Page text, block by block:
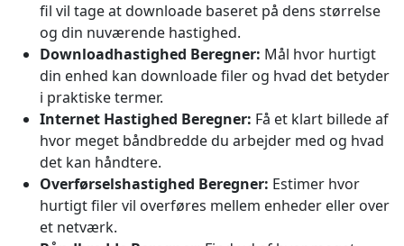
fil vil tage at downloade baseret på dens størrelse
og din nuværende hastighed.
Downloadhastighed Beregner: Mål hvor hurtigt
din enhed kan downloade filer og hvad det betyder
i praktiske termer.
Internet Hastighed Beregner: Få et klart billede af
hvor meget båndbredde du arbejder med og hvad
det kan håndtere.
Overførselshastighed Beregner: Estimer hvor
hurtigt filer vil overføres mellem enheder eller over
et netværk.